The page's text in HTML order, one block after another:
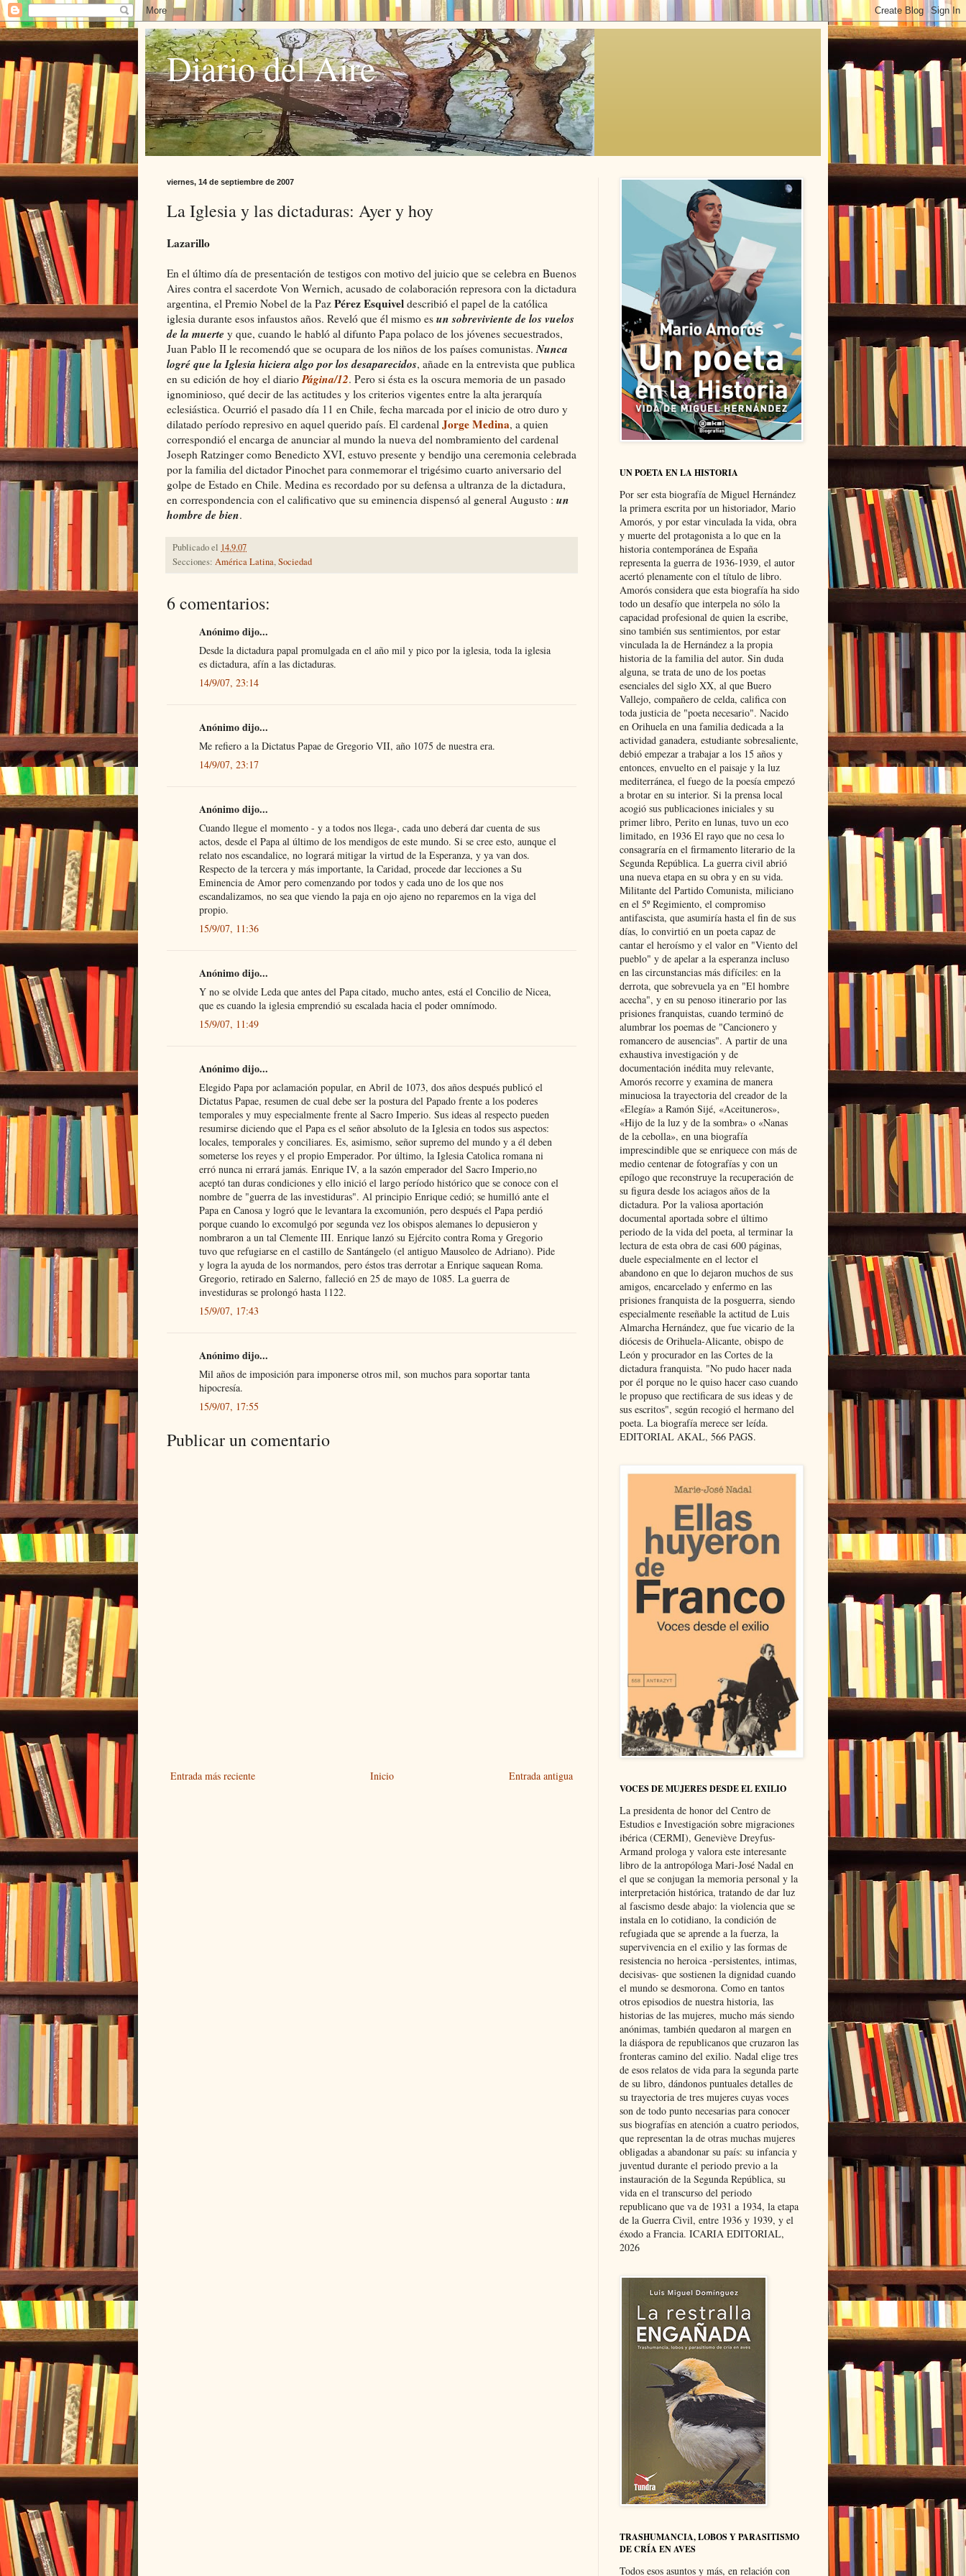
Diario del Aire
viernes, 14 de septiembre de 2007
La Iglesia y las dictaduras: Ayer y hoy
Lazarillo
En el último día de presentación de testigos con motivo del juicio que se celebra en Buenos
Aires contra el sacerdote Von Wernich, acusado de colaboración represora con la dictadura
argentina, el Premio Nobel de la Paz Pérez Esquivel describió el papel de la católica
iglesia durante esos infaustos años. Reveló que él mismo es un sobreviviente de los vuelos
de la muerte y que, cuando le habló al difunto Papa polaco de los jóvenes secuestrados,
Juan Pablo II le recomendó que se ocupara de los niños de los países comunistas. Nunca
logré que la Iglesia hiciera algo por los desaparecidos, añade en la entrevista que publica
en su edición de hoy el diario Página/12. Pero si ésta es la oscura memoria de un pasado
ignominioso, qué decir de las actitudes y los criterios vigentes entre la alta jerarquía
eclesiástica. Ocurrió el pasado día 11 en Chile, fecha marcada por el inicio de otro duro y
dilatado período represivo en aquel querido país. El cardenal Jorge Medina, a quien
correspondió el encarga de anunciar al mundo la nueva del nombramiento del cardenal
Joseph Ratzinger como Benedicto XVI, estuvo presente y bendijo una ceremonia celebrada
por la familia del dictador Pinochet para conmemorar el trigésimo cuarto aniversario del
golpe de Estado en Chile. Medina es recordado por su defensa a ultranza de la dictadura,
en correspondencia con el calificativo que su eminencia dispensó al general Augusto : un
hombre de bien.
Publicado el 14.9.07
Secciones: América Latina,Sociedad
6 comentarios:
Anónimo dijo...
Desde la dictadura papal promulgada en el año mil y pico por la iglesia, toda la iglesia
es dictadura, afín a las dictaduras.
14/9/07, 23:14
Anónimo dijo...
Me refiero a la Dictatus Papae de Gregorio VII, año 1075 de nuestra era.
14/9/07, 23:17
Anónimo dijo...
Cuando llegue el momento - y a todos nos llega-, cada uno deberá dar cuenta de sus
actos, desde el Papa al último de los mendigos de este mundo. Si se cree esto, aunque el
relato nos escandalice, no logrará mitigar la virtud de la Esperanza, y ya van dos.
Respecto de la tercera y más importante, la Caridad, procede dar lecciones a Su
Eminencia de Amor pero comenzando por todos y cada uno de los que nos
escandalizamos, no sea que viendo la paja en ojo ajeno no reparemos en la viga del
propio.
15/9/07, 11:36
Anónimo dijo...
Y no se olvide Leda que antes del Papa citado, mucho antes, está el Concilio de Nicea,
que es cuando la iglesia emprendió su escalada hacia el poder omnímodo.
15/9/07, 11:49
Anónimo dijo...
Elegido Papa por aclamación popular, en Abril de 1073, dos años después publicó el
Dictatus Papae, resumen de cual debe ser la postura del Papado frente a los poderes
temporales y muy especialmente frente al Sacro Imperio. Sus ideas al respecto pueden
resumirse diciendo que el Papa es el señor absoluto de la Iglesia en todos sus aspectos:
locales, temporales y conciliares. Es, asimismo, señor supremo del mundo y a él deben
someterse los reyes y el propio Emperador. Por último, la Iglesia Catolica romana ni
erró nunca ni errará jamás. Enrique IV, a la sazón emperador del Sacro Imperio,no
aceptó tan duras condiciones y ello inició el largo período histórico que se conoce con el
nombre de "guerra de las investiduras". Al principio Enrique cedió; se humilló ante el
Papa en Canosa y logró que le levantara la excomunión, pero después el Papa perdió
porque cuando lo excomulgó por segunda vez los obispos alemanes lo depusieron y
nombraron a un tal Clemente III. Enrique lanzó su Ejército contra Roma y Gregorio
tuvo que refugiarse en el castillo de Santángelo (el antiguo Mausoleo de Adriano). Pide
y logra la ayuda de los normandos, pero éstos tras derrotar a Enrique saquean Roma.
Gregorio, retirado en Salerno, falleció en 25 de mayo de 1085. La guerra de
investiduras se prolongó hasta 1122.
15/9/07, 17:43
Anónimo dijo...
Mil años de imposición para imponerse otros mil, son muchos para soportar tanta
hipocresía.
15/9/07, 17:55
Publicar un comentario
Entrada más reciente Entrada antigua
Inicio
UN POETA EN LA HISTORIA
Por ser esta biografía de Miguel Hernández
la primera escrita por un historiador, Mario
Amorós, y por estar vinculada la vida, obra
y muerte del protagonista a lo que en la
historia contemporánea de España
representa la guerra de 1936-1939, el autor
acertó plenamente con el título de libro.
Amorós considera que esta biografía ha sido
todo un desafío que interpela no sólo la
capacidad profesional de quien la escribe,
sino también sus sentimientos, por estar
vinculada la de Hernández a la propia
historia de la familia del autor. Sin duda
alguna, se trata de uno de los poetas
esenciales del siglo XX, al que Buero
Vallejo, compañero de celda, califica con
toda justicia de "poeta necesario". Nacido
en Orihuela en una familia dedicada a la
actividad ganadera, estudiante sobresaliente,
debió empezar a trabajar a los 15 años y
entonces, envuelto en el paisaje y la luz
mediterránea, el fuego de la poesía empezó
a brotar en su interior. Si la prensa local
acogió sus publicaciones iniciales y su
primer libro, Perito en lunas, tuvo un eco
limitado, en 1936 El rayo que no cesa lo
consagraría en el firmamento literario de la
Segunda República. La guerra civil abrió
una nueva etapa en su obra y en su vida.
Militante del Partido Comunista, miliciano
en el 5º Regimiento, el compromiso
antifascista, que asumiría hasta el fin de sus
días, lo convirtió en un poeta capaz de
cantar el heroísmo y el valor en "Viento del
pueblo" y de apelar a la esperanza incluso
en las circunstancias más difíciles: en la
derrota, que sobrevuela ya en "El hombre
acecha", y en su penoso itinerario por las
prisiones franquistas, cuando terminó de
alumbrar los poemas de "Cancionero y
romancero de ausencias". A partir de una
exhaustiva investigación y de
documentación inédita muy relevante,
Amorós recorre y examina de manera
minuciosa la trayectoria del creador de la
«Elegía» a Ramón Sijé, «Aceituneros»,
«Hijo de la luz y de la sombra» o «Nanas
de la cebolla», en una biografía
imprescindible que se enriquece con más de
medio centenar de fotografías y con un
epílogo que reconstruye la recuperación de
su figura desde los aciagos años de la
dictadura. Por la valiosa aportación
documental aportada sobre el último
periodo de la vida del poeta, al terminar la
lectura de esta obra de casi 600 páginas,
duele especialmente en el lector el
abandono en que lo dejaron muchos de sus
amigos, encarcelado y enfermo en las
prisiones franquista de la posguerra, siendo
especialmente reseñable la actitud de Luis
Almarcha Hernández, que fue vicario de la
diócesis de Orihuela-Alicante, obispo de
León y procurador en las Cortes de la
dictadura franquista. "No pudo hacer nada
por él porque no le quiso hacer caso cuando
le propuso que rectificara de sus ideas y de
sus escritos", según recogió el hermano del
poeta. La biografía merece ser leída.
EDITORIAL AKAL, 566 PAGS.
VOCES DE MUJERES DESDE EL EXILIO
La presidenta de honor del Centro de
Estudios e Investigación sobre migraciones
ibérica (CERMI), Geneviève Dreyfus-
Armand prologa y valora este interesante
libro de la antropóloga Mari-José Nadal en
el que se conjugan la memoria personal y la
interpretación histórica, tratando de dar luz
al fascismo desde abajo: la violencia que se
instala en lo cotidiano, la condición de
refugiada que se aprende a la fuerza, la
supervivencia en el exilio y las formas de
resistencia no heroica -persistentes, intimas,
decisivas- que sostienen la dignidad cuando
el mundo se desmorona. Como en tantos
otros episodios de nuestra historia, las
historias de las mujeres, mucho más siendo
anónimas, también quedaron al margen en
la diáspora de republicanos que cruzaron las
fronteras camino del exilio. Nadal elige tres
de esos relatos de vida para la segunda parte
de su libro, dándonos puntuales detalles de
su trayectoria de tres mujeres cuyas voces
son de todo punto necesarias para conocer
sus biografías en atención a cuatro periodos,
que representan la de otras muchas mujeres
obligadas a abandonar su país: su infancia y
juventud durante el periodo previo a la
instauración de la Segunda República, su
vida en el transcurso del periodo
republicano que va de 1931 a 1934, la etapa
de la Guerra Civil, entre 1936 y 1939, y el
éxodo a Francia. ICARIA EDITORIAL,
2026
TRASHUMANCIA, LOBOS Y PARASITISMO
DE CRÍA EN AVES
Todos esos asuntos y más, en relación con